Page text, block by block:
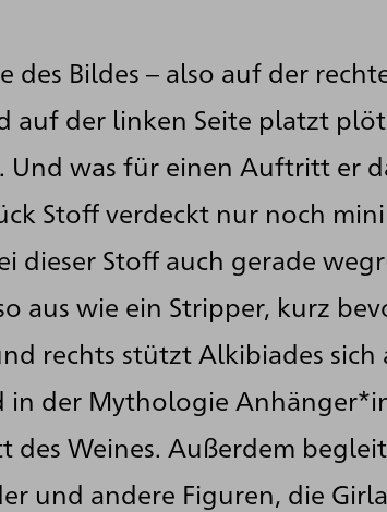
des Bildes – also auf der
auf der linken Seite platzt
Und was für einen Auftritt er
Stoff verdeckt nur noch
dieser Stoff auch gerade
aus wie ein Stripper, kurz
rechts stützt Alkibiades sich
in der Mythologie
des Weines. Außerdem
und andere Figuren, die